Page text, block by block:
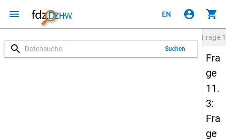
menu EN account_circle shopping_cart
search Suchen
Frage
Fra
ge
11.
3:
Fra
ge